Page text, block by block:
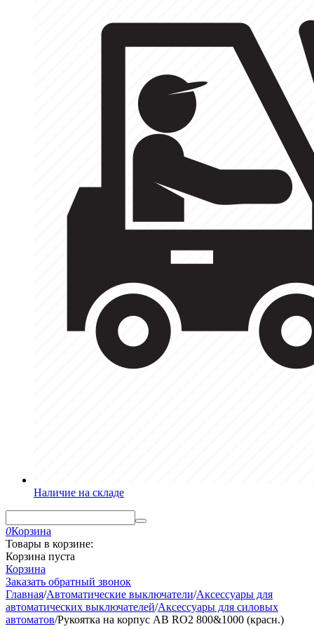
Наличие на складе
0Корзина
Товары в корзине:
Корзина пуста
Корзина
Заказать обратный звонок
Главная/Автоматические выключатели/Аксессуары для
автоматических выключателей/Аксессуары для силовых
автоматов/Рукоятка на корпус АВ RO2 800&1000 (красн.)